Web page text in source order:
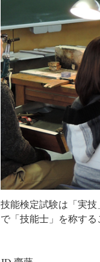
技能検定試験は「実
で「技能士」を称す